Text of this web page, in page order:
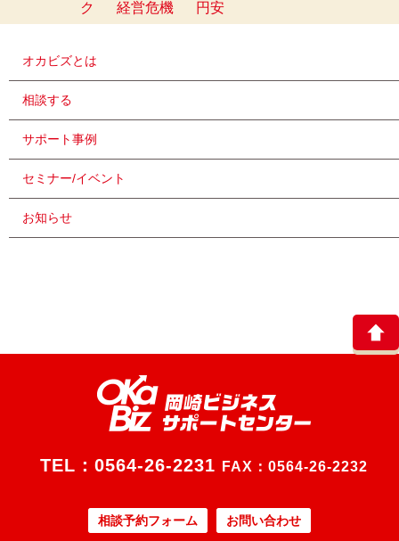
ク
経営危機 円安
オカビズとは
相談する
サポート事例
セミナー/イベント
お知らせ
TEL： 0564-26-2231 FAX：0564-26-2232
相談予約フォーム お問い合わせ